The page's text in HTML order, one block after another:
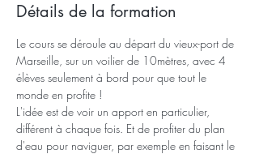
Détails de la formation
Le cours se déroule au départ du vieux-port de
Marseille, sur un voilier de 10mètres, avec 4
élèves seulement à bord pour que tout le
monde en profite !
L'idée est de voir un apport en particulier,
différent à chaque fois. Et de profiter du plan
d'eau pour naviguer, par exemple en faisant le